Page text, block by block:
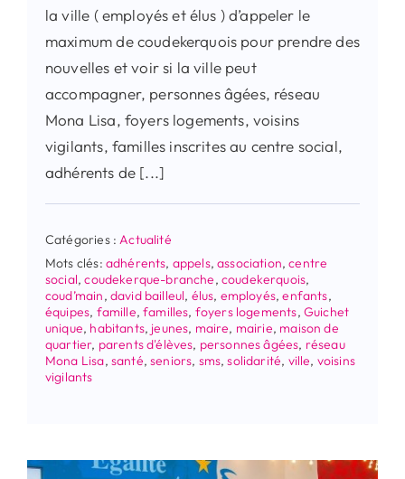
la ville ( employés et élus ) d’appeler le
maximum de coudekerquois pour prendre des
nouvelles et voir si la ville peut
accompagner, personnes âgées, réseau
Mona Lisa, foyers logements, voisins
vigilants, familles inscrites au centre social,
adhérents de [...]
Catégories :Actualité
Mots clés: adhérents, appels,association,centre
social,coudekerque-branche, coudekerquois,
coud’main, david bailleul, élus, employés,enfants,
équipes, famille,familles, foyers logements, Guichet
unique, habitants, jeunes, maire, mairie, maison de
quartier, parents d'élèves, personnes âgées, réseau
Mona Lisa, santé,seniors, sms,solidarité, ville, voisins
vigilants